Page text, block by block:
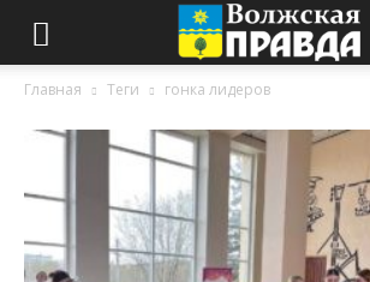
Главная Теги гонка лидеров